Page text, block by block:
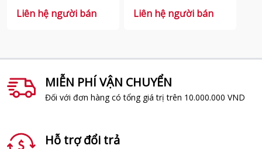
Liên hệ người bán Liên hệ người bán
MIỄN PHÍ VẬN CHUYỂN
Đối với đơn hàng có tổng giá trị trên 10.000.000 VND
Hỗ trợ đổi trả